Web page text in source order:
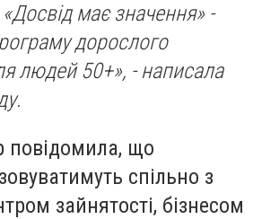
має значення» -
дорослого
людей 50+», - написала
повідомила, що
спільно з
зайнятості, бізнесом